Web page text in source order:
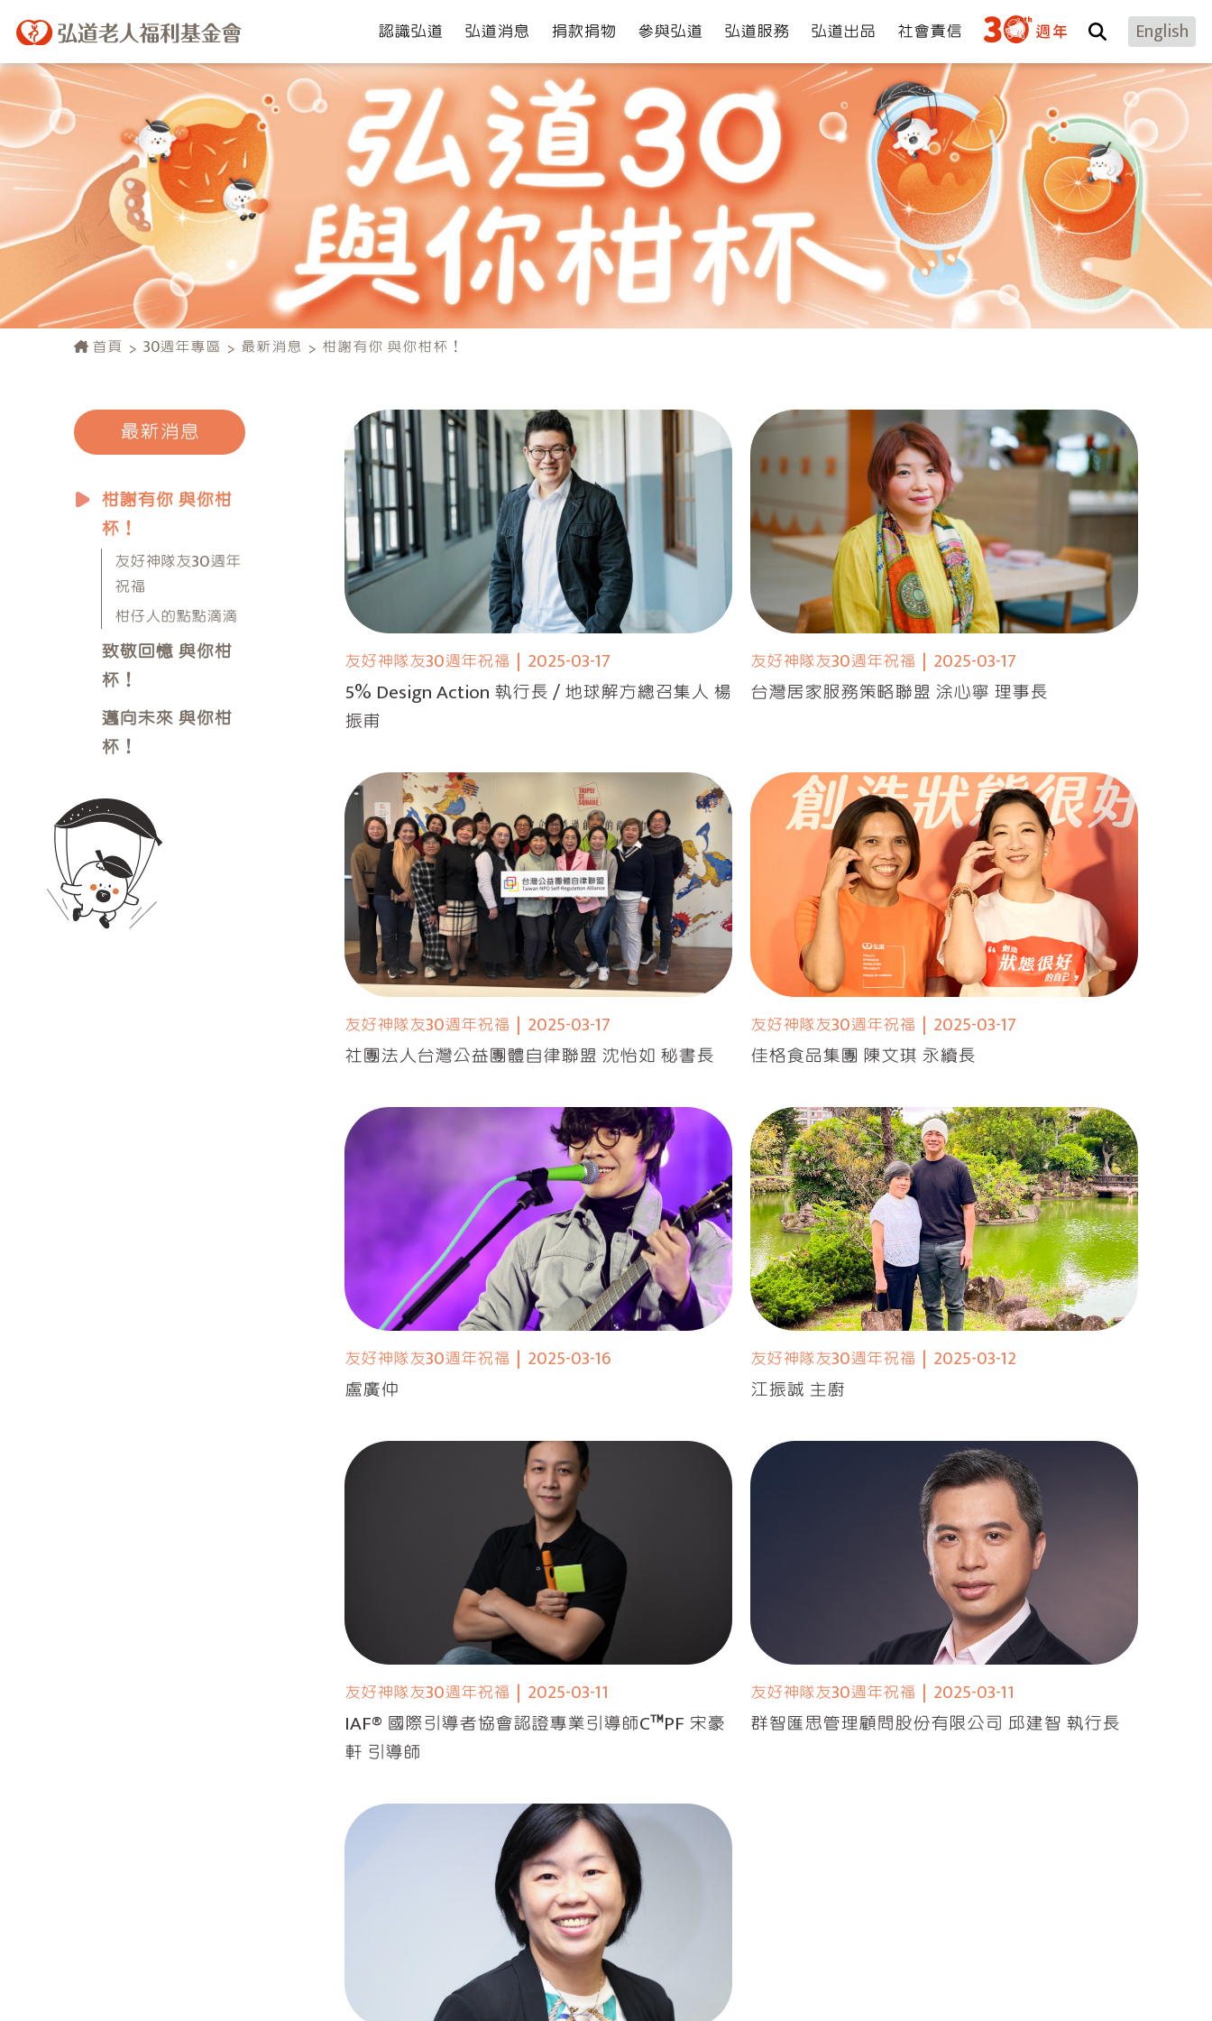
認識弘道 弘道消息 捐款捐物 參與弘道 弘道服務 弘道出品 社會責信 English
首頁 30週年專區 最新消息 柑謝有你 與你柑杯！
最新消息
柑謝有你 與你柑
杯！
友好神隊友30週年
祝福
柑仔人的點點滴滴
致敬回憶 與你柑
杯！
邁向未來 與你柑
杯！
友好神隊友30週年祝福 2025-03-17
5% Design Action 執行長 / 地球解方總召集人 楊
振甫
友好神隊友30週年祝福 2025-03-17
台灣居家服務策略聯盟 涂心寧 理事長
友好神隊友30週年祝福 2025-03-17
社團法人台灣公益團體自律聯盟 沈怡如 秘書長
友好神隊友30週年祝福 2025-03-17
佳格食品集團 陳文琪 永續長
友好神隊友30週年祝福 2025-03-16
盧廣仲
友好神隊友30週年祝福 2025-03-12
江振誠 主廚
友好神隊友30週年祝福 2025-03-11
IAF® 國際引導者協會認證專業引導師C™PF 宋豪
軒 引導師
友好神隊友30週年祝福 2025-03-11
群智匯思管理顧問股份有限公司 邱建智 執行長